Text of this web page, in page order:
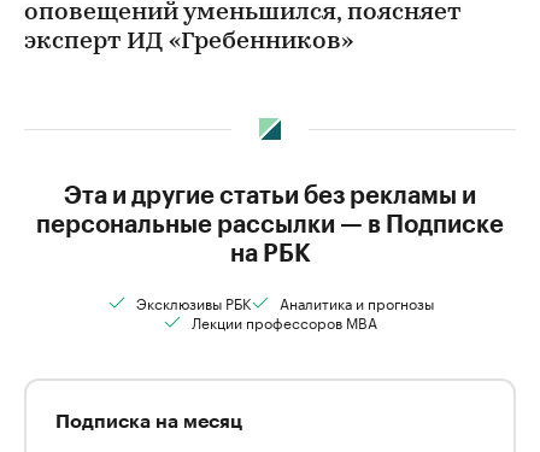
оповещений уменьшился, поясняет
эксперт ИД «Гребенников»
Эта и другие статьи без рекламы и
персональные рассылки — в Подписке
на РБК
Эксклюзивы РБК
Аналитика и прогнозы
Лекции профессоров MBA
Подписка на месяц